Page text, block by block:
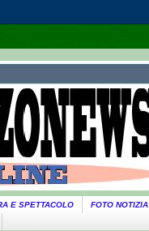
E SPETTACOLO FOTO NOTIZIA